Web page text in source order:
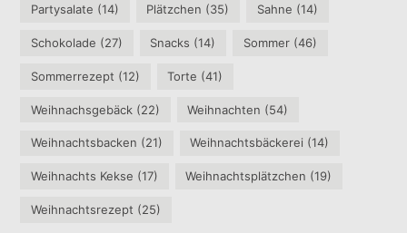
Partysalate (14) Plätzchen (35) Sahne (14)
Schokolade (27) Snacks (14) Sommer(46)
Sommerrezept (12) Torte (41)
Weihnachsgebäck (22) Weihnachten (54)
Weihnachtsbacken (21) Weihnachtsbäckerei (14)
Weihnachts Kekse (17) Weihnachtsplätzchen (19)
Weihnachtsrezept (25)